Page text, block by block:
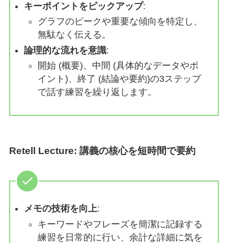
キーポイントをピックアップ:
グラフのピークや重要な傾向を特定し、
無駄なく伝える。
論理的な流れを意識:
開始 (概要)、中間 (具体的なデータやポ
イント)、終了 (結論や要約)の3ステップ
で話す練習を繰り返します。
Retell Lecture: 講義の核心を短時間で要約
メモの技術を向上:
キーワードやフレーズを簡潔に記録する
練習を日常的に行い、余計な詳細に気を